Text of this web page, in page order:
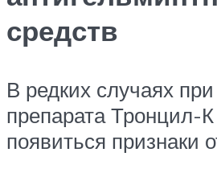
средств
В редких случаях
препарата Тронцил-К
появиться признаки